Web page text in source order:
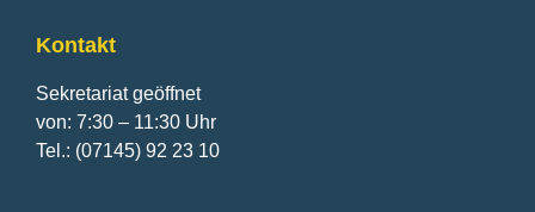
Kontakt
Sekretariat geöffnet
von: 7:30 – 11:30 Uhr
Tel.: (07145) 92 23 10